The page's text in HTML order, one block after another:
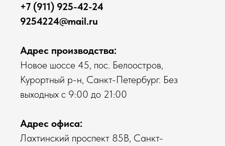
+7 (911) 925-42-24
9254224@mail.ru
Адрес производства:
Новое шоссе 45, пос. Белоостров,
Курортный р-н, Санкт-Петербург. Без
выходных с 9:00 до 21:00
Адрес офиса:
Лахтинский проспект 85В, Санкт-